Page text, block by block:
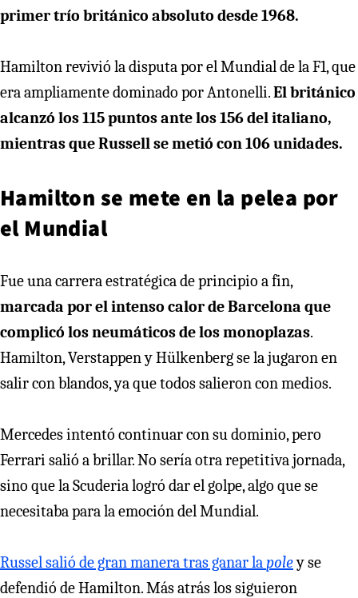
primer trío británico absoluto desde 1968.
Hamilton revivió la disputa por el Mundial de la F1, que
era ampliamente dominado por Antonelli.El británico
alcanzó los 115 puntos ante los 156 del italiano,
mientras que Russell se metió con 106 unidades.
Hamilton se mete en la pelea por
el Mundial
Fue una carrera estratégica de principio a fin,
marcada por el intenso calor de Barcelona que
complicó los neumáticos de los monoplazas.
Hamilton, Verstappen y Hülkenberg se la jugaron en
salir con blandos, ya que todos salieron con medios.
Mercedes intentó continuar con su dominio, pero
Ferrari salió a brillar. No sería otra repetitiva jornada,
sino que la Scuderia logró dar el golpe, algo que se
necesitaba para la emoción del Mundial.
Russel salió de gran manera tras ganar lapoley se
defendió de Hamilton. Más atrás los siguieron